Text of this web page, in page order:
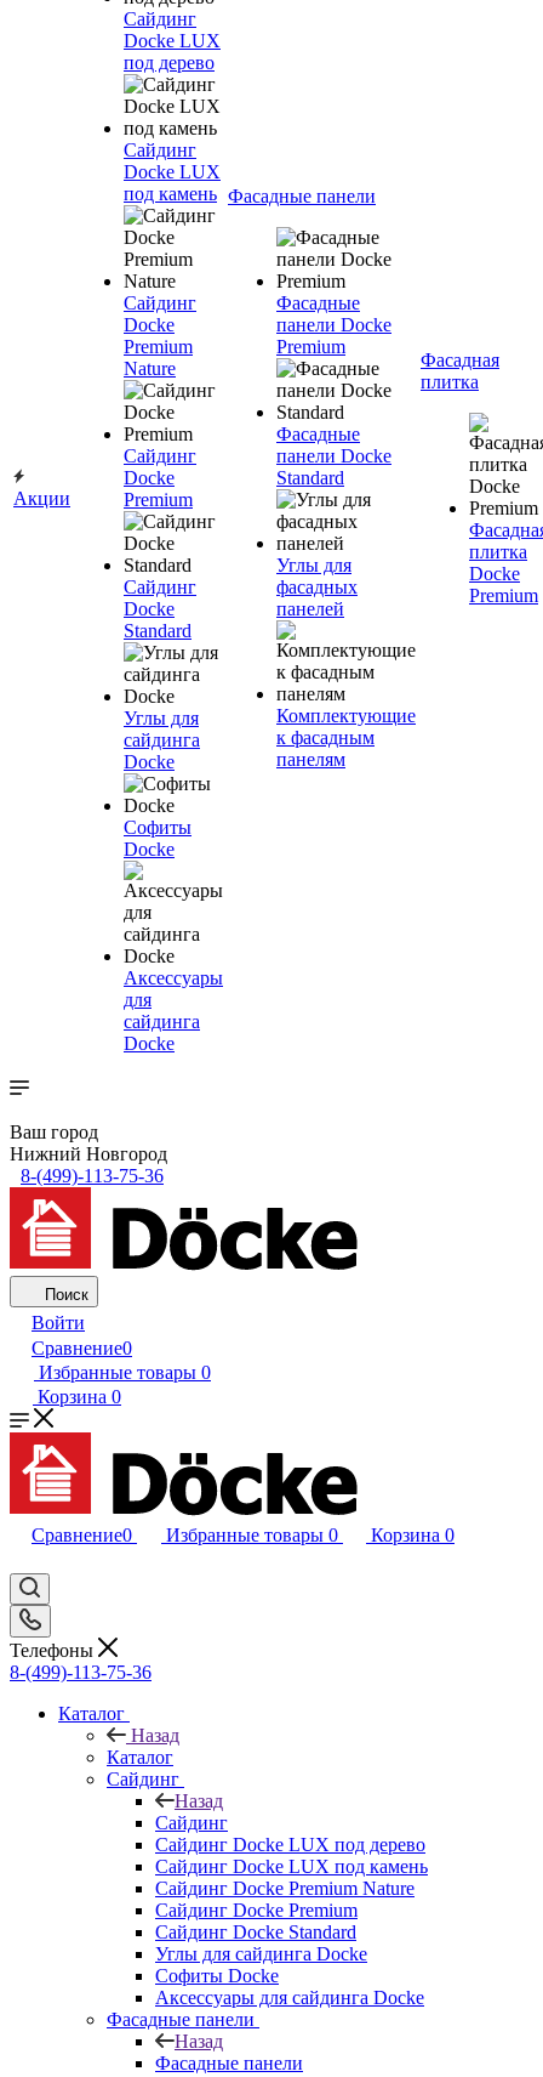
Акции
Сайдинг
Docke LUX
под дерево
Сайдинг
Docke LUX
под камень
Сайдинг
Docke
Premium
Nature
Сайдинг
Docke
Premium
Сайдинг
Docke
Standard
Углы для
сайдинга
Docke
Софиты
Docke
Аксессуары
для
сайдинга
Docke
Фасадные панели
Фасадные
панели Docke
Premium
Фасадные
панели Docke
Standard
Углы для
фасадных
панелей
Комплектующие
к фасадным
панелям
Фасадная
плитка
плитка
Docke
Premium
Ваш город
Нижний Новгород
8-(499)-113-75-36
Поиск
Войти
Сравнение0
Избранные товары 0
Корзина 0
Сравнение0 Избранные товары 0 Корзина 0
Телефоны
8-(499)-113-75-36
Каталог
Назад
Каталог
Сайдинг
Назад
Сайдинг
Сайдинг Docke LUX под дерево
Сайдинг Docke LUX под камень
Сайдинг Docke Premium Nature
Сайдинг Docke Premium
Сайдинг Docke Standard
Углы для сайдинга Docke
Софиты Docke
Аксессуары для сайдинга Docke
Фасадные панели
Назад
Фасадные панели